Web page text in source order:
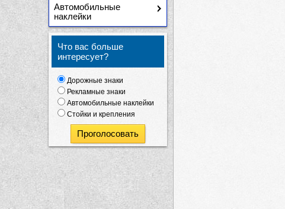
Автомобильные
наклейки
Что вас больше
интересует?
Дорожные знаки
Рекламные знаки
Автомобильные наклейки
Стойки и крепления
Проголосовать